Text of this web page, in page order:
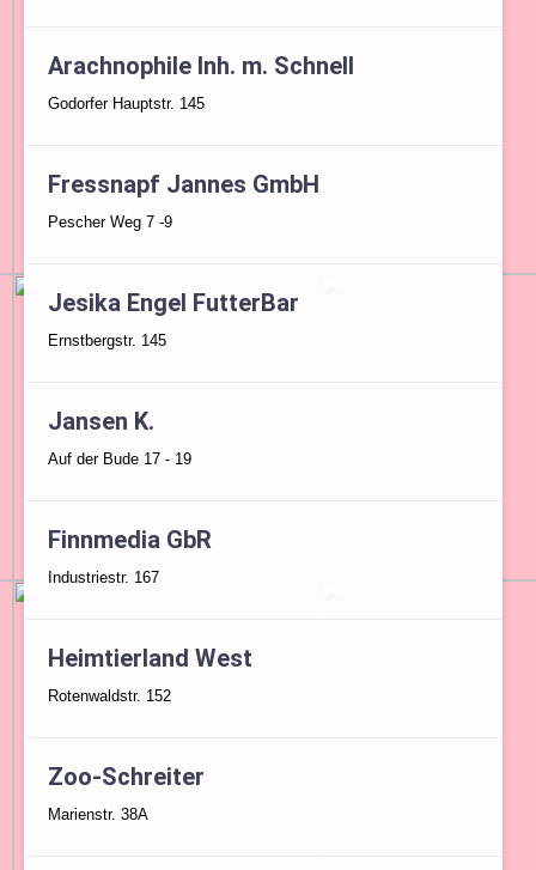
Arachnophile Inh. m. Schnell
Godorfer Hauptstr. 145
Fressnapf Jannes GmbH
Pescher Weg 7 -9
Jesika Engel FutterBar
Ernstbergstr. 145
Jansen K.
Auf der Bude 17 - 19
Finnmedia GbR
Industriestr. 167
Heimtierland West
Rotenwaldstr. 152
Zoo-Schreiter
Marienstr. 38A